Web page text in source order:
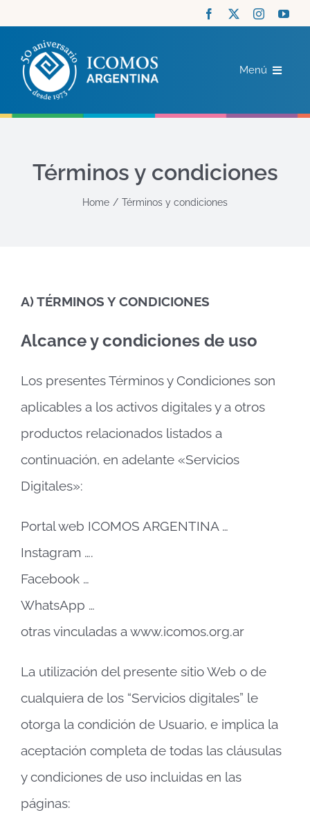
contenido
Menú
Términos y condiciones
Home Términos y condiciones
A) TÉRMINOS Y CONDICIONES
Alcance y condiciones de uso
Los presentes Términos y Condiciones son
aplicables a los activos digitales y a otros
productos relacionados listados a
continuación, en adelante «Servicios
Digitales»:
Portal web ICOMOS ARGENTINA …
Instagram ….
Facebook …
WhatsApp …
otras vinculadas a www.icomos.org.ar
La utilización del presente sitio Web o de
cualquiera de los “Servicios digitales” le
otorga la condición de Usuario, e implica la
aceptación completa de todas las cláusulas
y condiciones de uso incluidas en las
páginas: